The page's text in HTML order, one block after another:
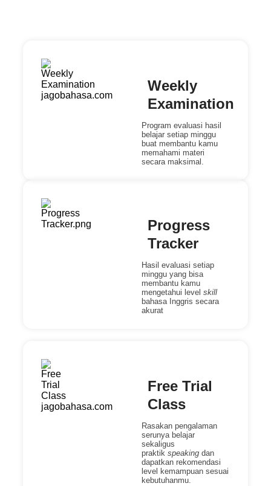
Weekly
Examination
Program evaluasi hasil
belajar setiap minggu
buat membantu kamu
memahami materi
secara maksimal.
Progress
Tracker
Hasil evaluasi setiap
minggu yang bisa
membantu kamu
mengetahui level skill
bahasa Inggris secara
akurat
Free Trial
Class
Rasakan pengalaman
serunya belajar
sekaligus
praktik speaking dan
dapatkan rekomendasi
level kemampuan sesuai
kebutuhanmu.